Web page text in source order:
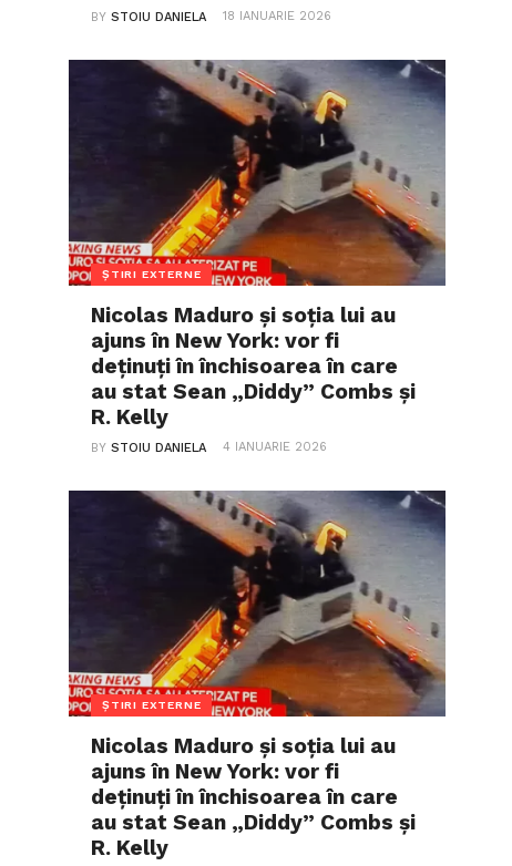
BYSTOIU DANIELA 18 IANUARIE 2026
ȘTIRI EXTERNE
Nicolas Maduro și soția lui au
ajuns în New York: vor fi
deținuți în închisoarea în care
au stat Sean „Diddy” Combs și
R. Kelly
BYSTOIU DANIELA 4 IANUARIE 2026
ȘTIRI EXTERNE
Nicolas Maduro și soția lui au
ajuns în New York: vor fi
deținuți în închisoarea în care
au stat Sean „Diddy” Combs și
R. Kelly